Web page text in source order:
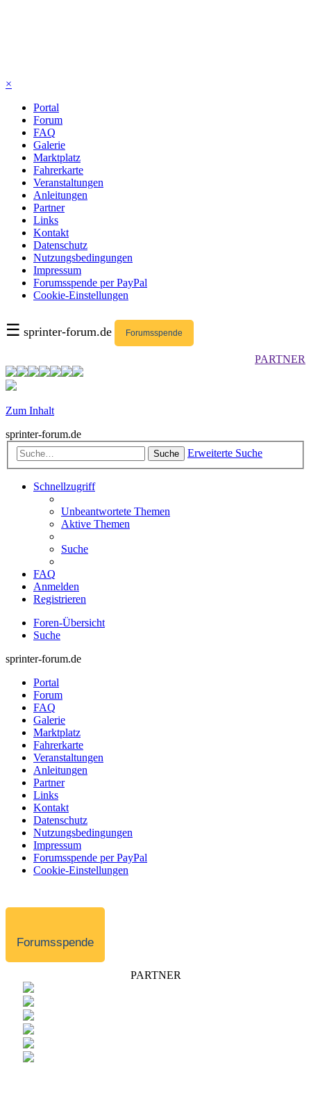
×
Portal
Forum
FAQ
Galerie
Marktplatz
Fahrerkarte
Veranstaltungen
Anleitungen
Partner
Links
Kontakt
Datenschutz
Nutzungsbedingungen
Impressum
Forumsspende per PayPal
Cookie-Einstellungen
☰ sprinter-forum.de Forumsspende
PARTNER
Zum Inhalt
sprinter-forum.de
Suche Erweiterte Suche
Schnellzugriff
Unbeantwortete Themen
Aktive Themen
Suche
FAQ
Anmelden
Registrieren
Foren-Übersicht
Suche
sprinter-forum.de
Portal
Forum
FAQ
Galerie
Marktplatz
Fahrerkarte
Veranstaltungen
Anleitungen
Partner
Links
Kontakt
Datenschutz
Nutzungsbedingungen
Impressum
Forumsspende per PayPal
Cookie-Einstellungen
Forumsspende
PARTNER